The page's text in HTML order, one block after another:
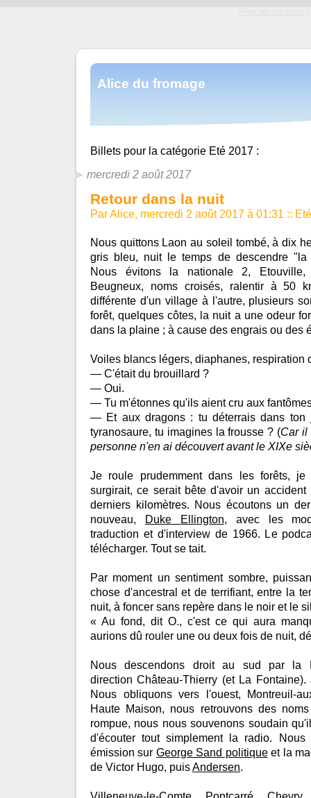
Alice du fromage
Billets pour la catégorie Eté 2017 :
mercredi 2 août 2017
Retour dans la nuit
Par Alice, mercredi 2 août 2017 à 01:31 ::
Nous quittons Laon au soleil tombé, à dix
gris bleu, nuit le temps de descendre "la
Nous évitons la nationale 2, Etouville,
Beugneux, noms croisés, ralentir à 50
différente d'un village à l'autre, plusieurs
forêt, quelques côtes, la nuit a une odeur
dans la plaine ; à cause des engrais ou des
Voiles blancs légers, diaphanes, respiration
— C'était du brouillard ?
— Oui.
— Tu m'étonnes qu'ils aient cru aux
— Et aux dragons : tu déterrais dans ton
tyranosaure, tu imagines la frousse ? (Car il
personne n'en ai découvert avant le XIXe
Je roule prudemment dans les forêts,
surgirait, ce serait bête d'avoir un
derniers kilomètres. Nous écoutons un
nouveau,
Duke Ellington, avec les
traduction et d'interview de 1966. Le
télécharger. Tout se tait.
Par moment un sentiment sombre,
chose d'ancestral et de terrifiant, entre la
nuit, à foncer sans repère dans le noir et le
« Au fond, dit O., c'est ce qui aura
aurions dû rouler une ou deux fois de nuit,
Nous descendons droit au sud par la
direction Château-Thierry (et La
Nous obliquons vers l'ouest, Montreuil-
Haute Maison, nous retrouvons des
rompue, nous nous souvenons soudain
d'écouter tout simplement la radio.
émission sur George Sand politiqueet la
de Victor Hugo, puisAndersen.